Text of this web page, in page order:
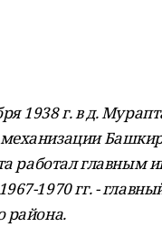
1938 г. в д.
работал главным
1970 гг. -
района.